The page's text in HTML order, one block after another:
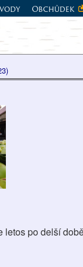
Obchůdek
po delší